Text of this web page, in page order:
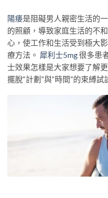
陽痿是阻礙男人親密生活的
的照顧，導致家庭生活的不
心，使工作和生活受到極大
療方法。 犀利士5mg很多患
士效果怎樣是大家想要了解
擺脫“計劃”與“時間”的束縛試